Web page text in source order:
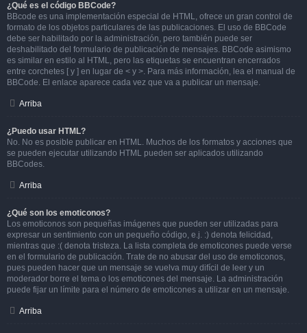
¿Qué es el código BBCode?
BBcode es una implementación especial de HTML, ofrece un gran control de
formato de los objetos particulares de las publicaciones. El uso de BBCode
debe ser habilitado por la administración, pero también puede ser
deshabilitado del formulario de publicación de mensajes. BBCode asimismo
es similar en estilo al HTML, pero las etiquetas se encuentran encerrados
entre corchetes [ y ] en lugar de < y >. Para más información, lea el manual de
BBCode. El enlace aparece cada vez que va a publicar un mensaje.
Arriba
¿Puedo usar HTML?
No. No es posible publicar en HTML. Muchos de los formatos y acciones que
se pueden ejecutar utilizando HTML pueden ser aplicados utilizando
BBCodes.
Arriba
¿Qué son los emoticonos?
Los emoticonos son pequeñas imágenes que pueden ser utilizadas para
expresar un sentimiento con un pequeño código, e.j. :) denota felicidad,
mientras que :( denota tristeza. La lista completa de emoticones puede verse
en el formulario de publicación. Trate de no abusar del uso de emoticonos,
pues pueden hacer que un mensaje se vuelva muy difícil de leer y un
moderador borre el tema o los emoticones del mensaje. La administración
puede fijar un límite para el número de emoticones a utilizar en un mensaje.
Arriba